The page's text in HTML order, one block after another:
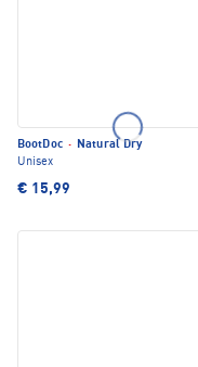
BootDoc · Natural Dry
Unisex
€ 15,99